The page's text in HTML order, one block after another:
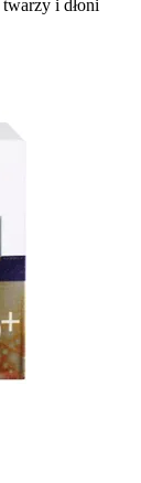
i dłoni